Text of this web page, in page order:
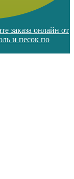
заказа онлайн от
и песок по